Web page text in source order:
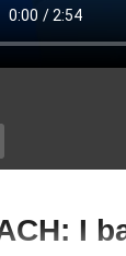
I